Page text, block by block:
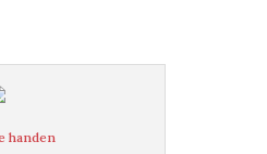
handen